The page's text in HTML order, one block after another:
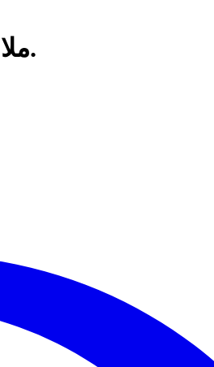
ملا یعقوب: باید برای افغانها خدمات قونسلی معیاری ارائه شود.